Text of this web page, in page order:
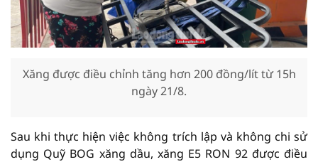
Xăng được điều chỉnh tăng hơn 200 đồng/lít từ 15h
ngày 21/8.
Sau khi thực hiện việc không trích lập và không chi sử
dụng Quỹ BOG xăng dầu, xăng E5 RON 92 được điều